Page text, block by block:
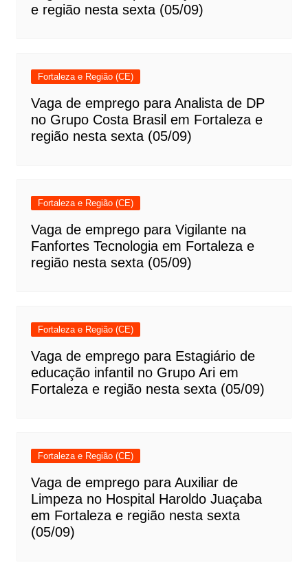
e região nesta sexta (05/09)
Fortaleza e Região (CE)
Vaga de emprego para Analista de DP
no Grupo Costa Brasil em Fortaleza e
região nesta sexta (05/09)
Fortaleza e Região (CE)
Vaga de emprego para Vigilante na
Fanfortes Tecnologia em Fortaleza e
região nesta sexta (05/09)
Fortaleza e Região (CE)
Vaga de emprego para Estagiário de
educação infantil no Grupo Ari em
Fortaleza e região nesta sexta (05/09)
Fortaleza e Região (CE)
Vaga de emprego para Auxiliar de
Limpeza no Hospital Haroldo Juaçaba
em Fortaleza e região nesta sexta
(05/09)